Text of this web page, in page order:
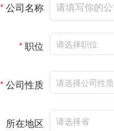
*公司名称
*职位
*公司性质
所在地区